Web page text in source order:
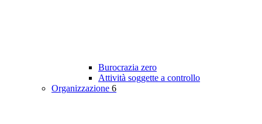
Burocrazia zero
Attività soggette a controllo
Organizzazione 6